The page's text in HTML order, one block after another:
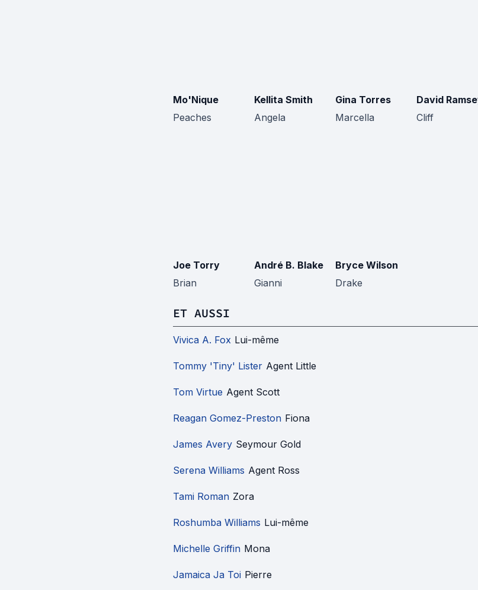
Mo'Nique
Peaches
Kellita Smith
Angela
Gina Torres
Marcella
David
Cliff
Joe Torry
Brian
André B. Blake
Gianni
Bryce Wilson
Drake
ET AUSSI
Vivica A. Fox Lui-même
Tommy 'Tiny' Lister Agent Little
Tom Virtue Agent Scott
Reagan Gomez-Preston Fiona
James Avery Seymour Gold
Serena Williams Agent Ross
Tami Roman Zora
Roshumba Williams Lui-même
Michelle Griffin Mona
Jamaica Ja Toi Pierre